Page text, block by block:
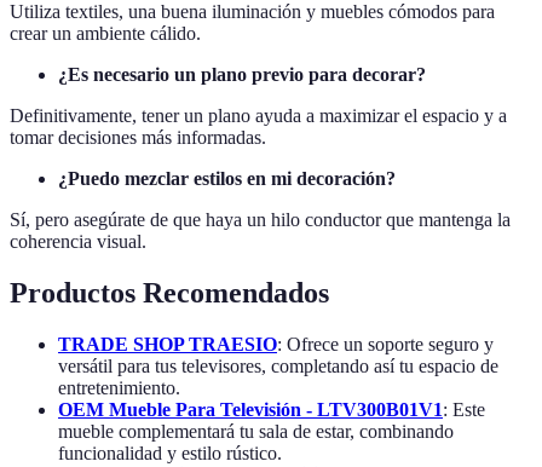
Utiliza textiles, una buena iluminación y muebles cómodos para
crear un ambiente cálido.
¿Es necesario un plano previo para decorar?
Definitivamente, tener un plano ayuda a maximizar el espacio y a
tomar decisiones más informadas.
¿Puedo mezclar estilos en mi decoración?
Sí, pero asegúrate de que haya un hilo conductor que mantenga la
coherencia visual.
Productos Recomendados
TRADE SHOP TRAESIO: Ofrece un soporte seguro y
versátil para tus televisores, completando así tu espacio de
entretenimiento.
OEM Mueble Para Televisión - LTV300B01V1: Este
mueble complementará tu sala de estar, combinando
funcionalidad y estilo rústico.